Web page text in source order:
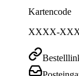
Kartencode
XXXX-